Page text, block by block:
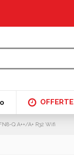
OFFERTE
Q A++/A+ R32 Wifi